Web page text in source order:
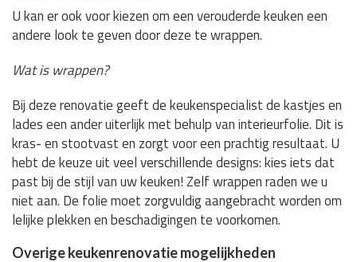
U kan er ook voor kiezen om een verouderde keuken een
andere look te geven door deze te wrappen.
Wat is wrappen?
Bij deze renovatie geeft de keukenspecialist de kastjes en
lades een ander uiterlijk met behulp van interieurfolie. Dit is
kras- en stootvast en zorgt voor een prachtig resultaat. U
hebt de keuze uit veel verschillende designs: kies iets dat
past bij de stijl van uw keuken! Zelf wrappen raden we u
niet aan. De folie moet zorgvuldig aangebracht worden om
lelijke plekken en beschadigingen te voorkomen.
Overige keukenrenovatie mogelijkheden